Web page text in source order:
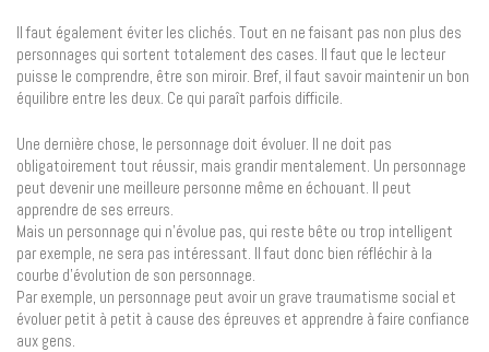
Il faut également éviter les clichés. Tout en ne faisant pas non plus des
personnages qui sortent totalement des cases. Il faut que le lecteur
puisse le comprendre, être son miroir. Bref, il faut savoir maintenir un bon
équilibre entre les deux. Ce qui paraît parfois difficile.
Une dernière chose, le personnage doit évoluer. Il ne doit pas
obligatoirement tout réussir, mais grandir mentalement. Un personnage
peut devenir une meilleure personne même en échouant. Il peut
apprendre de ses erreurs.
Mais un personnage qui n’évolue pas, qui reste bête ou trop intelligent
par exemple, ne sera pas intéressant. Il faut donc bien réfléchir à la
courbe d’évolution de son personnage.
Par exemple, un personnage peut avoir un grave traumatisme social et
évoluer petit à petit à cause des épreuves et apprendre à faire confiance
aux gens.